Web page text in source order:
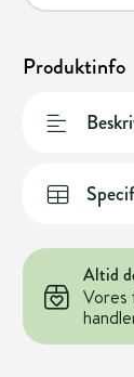
Produktinfo
Altid
Vores